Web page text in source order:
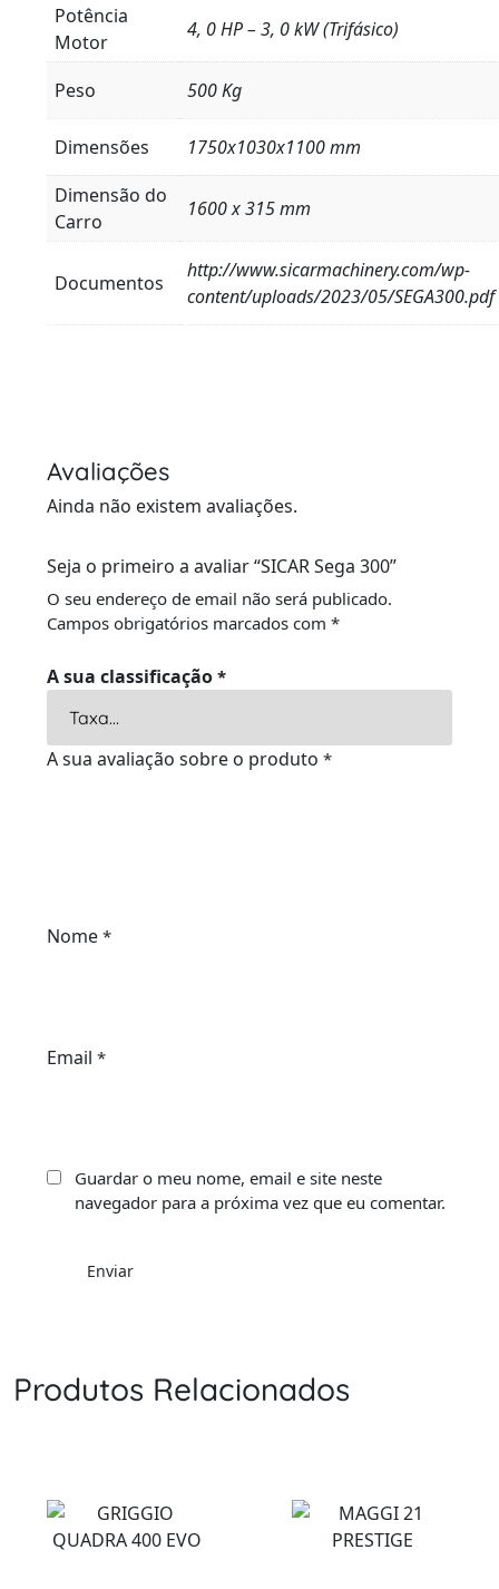
Potência
Motor
4, 0 HP – 3, 0 kW (Trifásico)
Peso 500 Kg
Dimensões
1750x1030x1100 mm
Dimensão do
Carro
1600 x 315 mm
Documentos
http://www.sicarmachinery.com/wp-
content/uploads/2023/05/SEGA300.pdf
Avaliações
Ainda não existem avaliações.
Seja o primeiro a avaliar “SICAR Sega 300”
O seu endereço de email não será publicado.
Campos obrigatórios marcados com *
A sua classificação *
A sua avaliação sobre o produto *
Nome *
Email *
Guardar o meu nome, email e site neste
navegador para a próxima vez que eu comentar.
Produtos Relacionados